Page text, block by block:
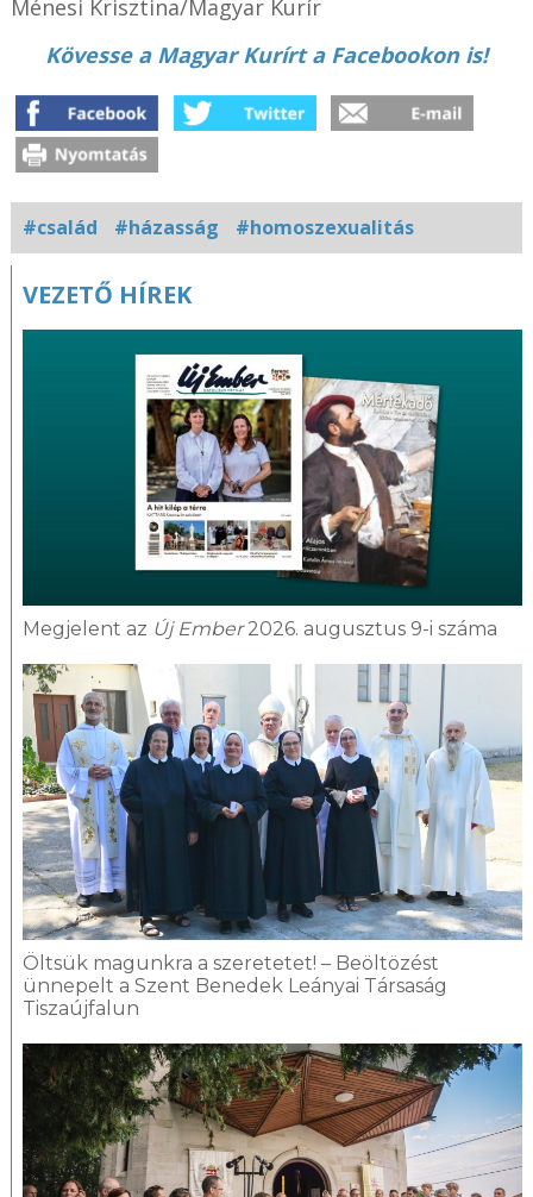
Ménesi Krisztina/Magyar Kurír
Kövesse a Magyar Kurírt a Facebookon is!
#család #házasság #homoszexualitás
VEZETŐ HÍREK
Megjelent az Új Ember2026. augusztus 9-i száma
Öltsük magunkra a szeretetet! – Beöltözést
ünnepelt a Szent Benedek Leányai Társaság
Tiszaújfalun